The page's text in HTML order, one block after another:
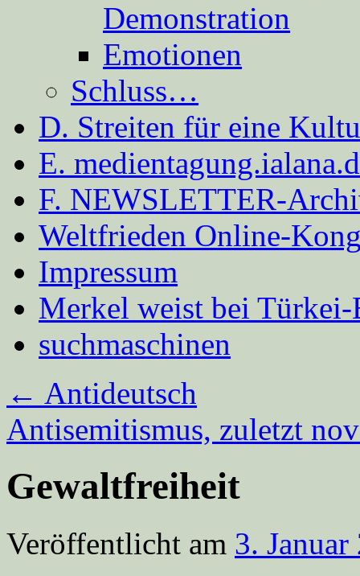
Demonstration
Emotionen
Schluss…
D. Streiten für eine
E.
F. NEWSLETTER-
Weltfrieden Online-
Impressum
Merkel weist bei
suchmaschinen
← Antideutsch
Antisemitismus, zuletzt
Gewaltfreiheit
Veröffentlicht am 3. Januar